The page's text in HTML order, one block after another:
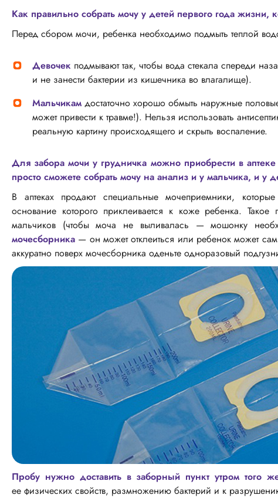
Как правильно собрать мочу у детей первого года
Перед сбором мочи, ребенка необходимо подмыть теплой
Девочек подмывают так, чтобы вода стекала спереди
и не занести бактерии из кишечника во влагалище).
Мальчикам достаточно хорошо обмыть наружные
может привести к травме!). Нельзя использовать
реальную картину происходящего и скрыть воспаление.
Для забора мочи у грудничка можно приобрести в
просто сможете собрать мочу на анализ и у мальчика, и у
В аптеках продают специальные мочеприемники,
основание которого приклеивается к коже ребенка.
мальчиков (чтобы моча не выливалась — мошонку
мочесборника — он может отклеиться или ребенок может
аккуратно поверх мочесборника оденьте одноразовый
Пробу нужно доставить в заборный пункт утром того
ее физических свойств, размножению бактерий и к